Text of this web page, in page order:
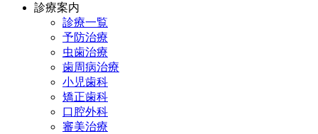
診療案内
診療一覧
予防治療
虫歯治療
歯周病治療
小児歯科
矯正歯科
口腔外科
審美治療